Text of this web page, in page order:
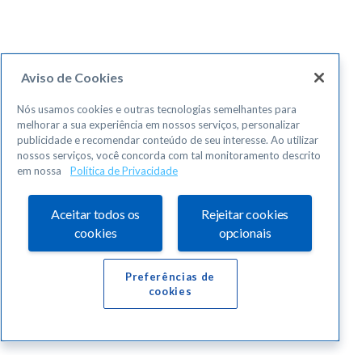
Aviso de Cookies
Nós usamos cookies e outras tecnologias semelhantes para
melhorar a sua experiência em nossos serviços, personalizar
publicidade e recomendar conteúdo de seu interesse. Ao utilizar
nossos serviços, você concorda com tal monitoramento descrito
em nossa
Política de Privacidade
Aceitar todos os
cookies
Rejeitar cookies
opcionais
Preferências de
cookies